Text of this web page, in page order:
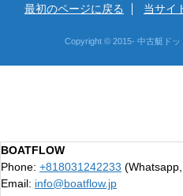
BOATFLOW
Phone: +818031242233
Email: info@boatflow.jp
最初のページに戻る 当サイ
Copyright © 2015- 中古艇ドッ